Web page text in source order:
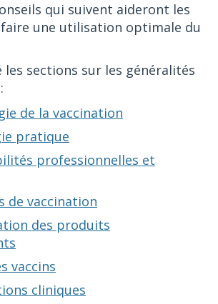
qui suivent aideront les
une utilisation optimale du
sections sur les généralités
de la vaccination
pratique
professionnelles et
de vaccination
des produits
vaccins
cliniques